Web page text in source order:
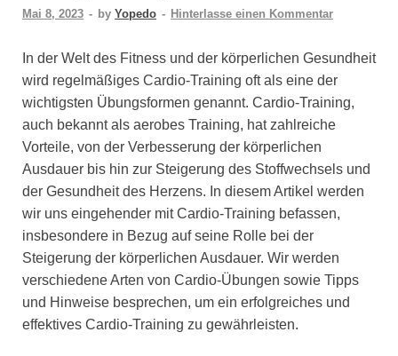
Mai 8, 2023 - by Yopedo - Hinterlasse einen Kommentar
In der Welt des Fitness und der körperlichen Gesundheit
wird regelmäßiges Cardio-Training oft als eine der
wichtigsten Übungsformen genannt. Cardio-Training,
auch bekannt als aerobes Training, hat zahlreiche
Vorteile, von der Verbesserung der körperlichen
Ausdauer bis hin zur Steigerung des Stoffwechsels und
der Gesundheit des Herzens. In diesem Artikel werden
wir uns eingehender mit Cardio-Training befassen,
insbesondere in Bezug auf seine Rolle bei der
Steigerung der körperlichen Ausdauer. Wir werden
verschiedene Arten von Cardio-Übungen sowie Tipps
und Hinweise besprechen, um ein erfolgreiches und
effektives Cardio-Training zu gewährleisten.